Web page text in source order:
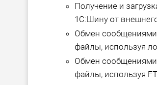
Получение и
1С:Шину от
Обмен сообщениями
файлы, используя
Обмен сообщениями
файлы, используя